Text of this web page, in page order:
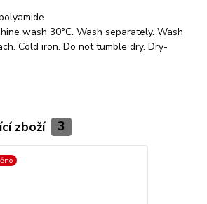
wash 30°C. Wash separately. Wash
Cold iron. Do not tumble dry. Dry-
zboží 3